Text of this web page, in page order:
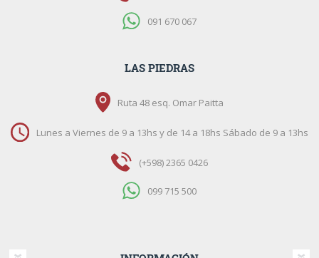
091 670 067
LAS PIEDRAS
Ruta 48 esq. Omar Paitta
Lunes a Viernes de 9 a 13hs y de 14 a 18hs Sábado de 9 a 13hs
(+598) 2365 0426
099 715 500